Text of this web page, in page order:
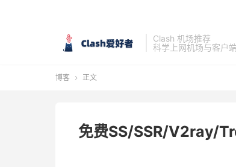
Clash 机场推荐
科学上网机场与客户
博客  正文
免费SS/SSR/V2ray/